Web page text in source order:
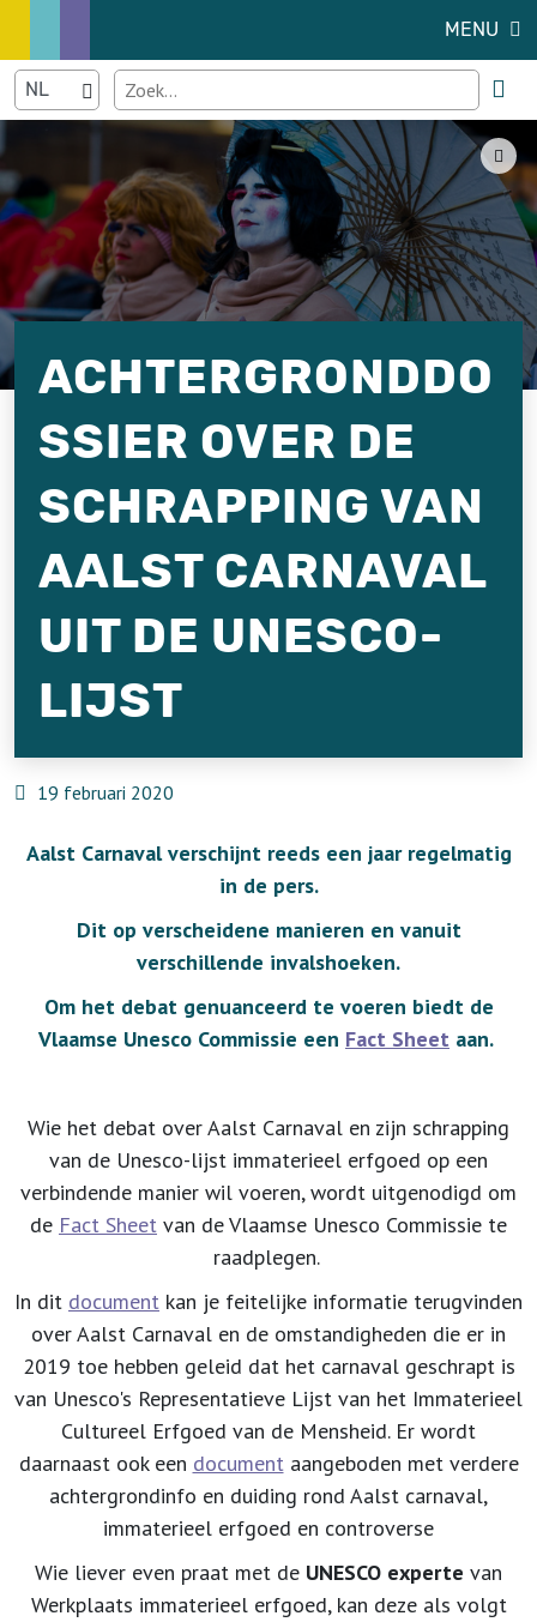
MENU
ACHTERGRONDDO
SSIER OVER DE
SCHRAPPING VAN
AALST CARNAVAL
UIT DE UNESCO-
LIJST
19 februari 2020
Aalst Carnaval verschijnt reeds een jaar regelmatig
in de pers.
Dit op verscheidene manieren en vanuit
verschillende invalshoeken.
Om het debat genuanceerd te voeren biedt de
Vlaamse Unesco Commissie een Fact Sheet aan.
Wie het debat over Aalst Carnaval en zijn schrapping
van de Unesco-lijst immaterieel erfgoed op een
verbindende manier wil voeren, wordt uitgenodigd om
de Fact Sheet van de Vlaamse Unesco Commissie te
raadplegen.
In dit document kan je feitelijke informatie terugvinden
over Aalst Carnaval en de omstandigheden die er in
2019 toe hebben geleid dat het carnaval geschrapt is
van Unesco's Representatieve Lijst van het Immaterieel
Cultureel Erfgoed van de Mensheid. Er wordt
daarnaast ook een documentaangeboden met verdere
achtergrondinfo en duiding rond Aalst carnaval,
immaterieel erfgoed en controverse
Wie liever even praat met de UNESCO experte van
Werkplaats immaterieel erfgoed, kan deze als volgt